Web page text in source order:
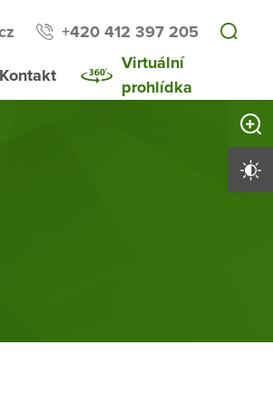
+420 412 397 205
Kontakt
Virtuální
prohlídka